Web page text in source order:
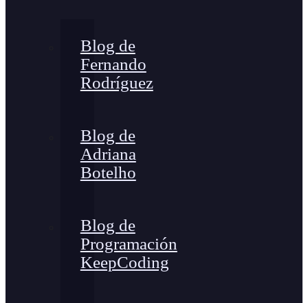
Blog de
Fernando
Rodríguez
Blog de
Adriana
Botelho
Blog de
Programación
KeepCoding